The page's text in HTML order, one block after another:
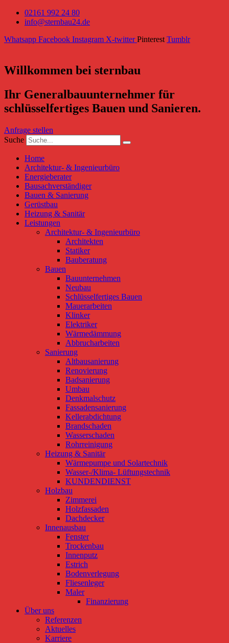
02161 992 24 80
info@sternbau24.de
Whatsapp Facebook Instagram X-twitter Pinterest Tumblr
Willkommen bei sternbau
Ihr Generalbauunternehmer für
schlüsselfertiges Bauen und Sanieren.
Anfrage stellen
Suche
Home
Architektur- & Ingenieurbüro
Energieberater
Bausachverständiger
Bauen & Sanierung
Gerüstbau
Heizung & Sanitär
Leistungen
Architektur- & Ingenieurbüro
Architekten
Statiker
Bauberatung
Bauen
Bauunternehmen
Neubau
Schlüsselfertiges Bauen
Mauerarbeiten
Klinker
Elektriker
Wärmedämmung
Abbrucharbeiten
Sanierung
Altbausanierung
Renovierung
Badsanierung
Umbau
Denkmalschutz
Fassadensanierung
Kellerabdichtung
Brandschaden
Wasserschaden
Rohrreinigung
Heizung & Sanitär
Wärmepumpe und Solartechnik
Wasser-/Klima- Lüftungstechnik
KUNDENDIENST
Holzbau
Zimmerei
Holzfassaden
Dachdecker
Innenausbau
Fenster
Trockenbau
Innenputz
Estrich
Bodenverlegung
Fliesenleger
Maler
Finanzierung
Über uns
Referenzen
Aktuelles
Karriere